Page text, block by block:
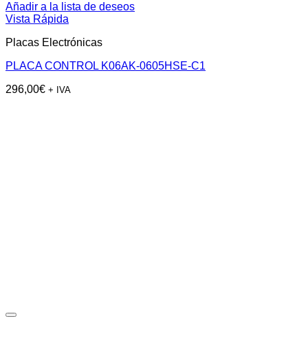
Añadir a la lista de deseos
Vista Rápida
Placas Electrónicas
PLACA CONTROL K06AK-0605HSE-C1
296,00€ + IVA